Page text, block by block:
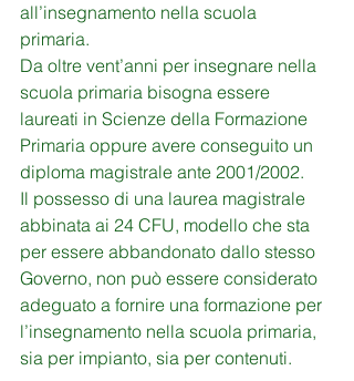
all’insegnamento nella scuola
primaria.
Da oltre vent’anni per insegnare nella
scuola primaria bisogna essere
laureati in Scienze della Formazione
Primaria oppure avere conseguito un
diploma magistrale ante 2001/2002.
Il possesso di una laurea magistrale
abbinata ai 24 CFU, modello che sta
per essere abbandonato dallo stesso
Governo, non può essere considerato
adeguato a fornire una formazione per
l’insegnamento nella scuola primaria,
sia per impianto, sia per contenuti.